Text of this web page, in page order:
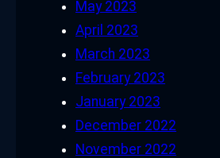
May 2023
April 2023
March 2023
February 2023
January 2023
December 2022
November 2022